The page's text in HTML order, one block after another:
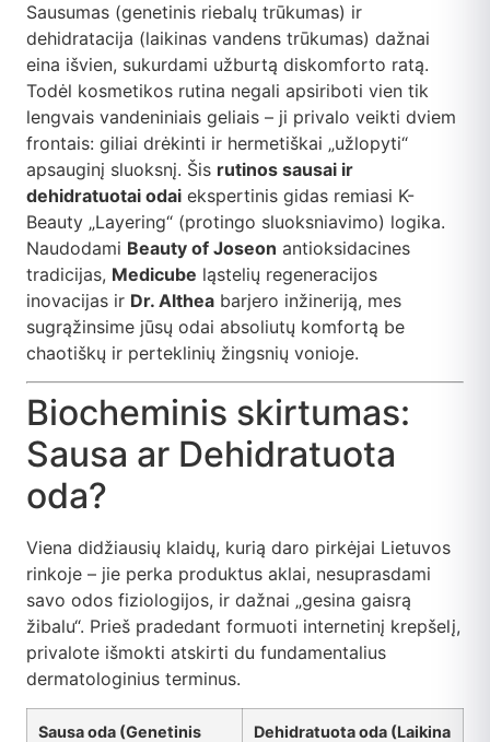
Sausumas (genetinis riebalų trūkumas) ir
dehidratacija (laikinas vandens trūkumas) dažnai
eina išvien, sukurdami užburtą diskomforto ratą.
Todėl kosmetikos rutina negali apsiriboti vien tik
lengvais vandeniniais geliais – ji privalo veikti dviem
frontais: giliai drėkinti ir hermetiškai „užlopyti“
apsauginį sluoksnį. Šis rutinos sausai ir
dehidratuotai odai ekspertinis gidas remiasi K-
Beauty „Layering“ (protingo sluoksniavimo) logika.
Naudodami Beauty of Joseon antioksidacines
tradicijas, Medicube ląstelių regeneracijos
inovacijas ir Dr. Althea barjero inžineriją, mes
sugrąžinsime jūsų odai absoliutų komfortą be
chaotiškų ir perteklinių žingsnių vonioje.
Biocheminis skirtumas:
Sausa ar Dehidratuota
oda?
Viena didžiausių klaidų, kurią daro pirkėjai Lietuvos
rinkoje – jie perka produktus aklai, nesuprasdami
savo odos fiziologijos, ir dažnai „gesina gaisrą
žibalu“. Prieš pradedant formuoti internetinį krepšelį,
privalote išmokti atskirti du fundamentalius
dermatologinius terminus.
Sausa oda (Genetinis
Dehidratuota oda (Laikina